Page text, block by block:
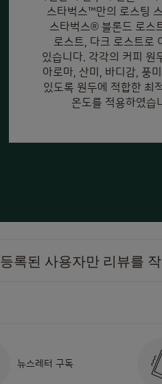
스타벅스™만의 로스팅
스타벅스®블론드 로스
로스트, 다크 로스트로
있습니다. 각각의 커피 원
아로마, 산미, 바디감, 풍
있도록 원두에 적합한 최
온도를 적용하였습
등록된 사용자만 리뷰를
뉴스레터 구독